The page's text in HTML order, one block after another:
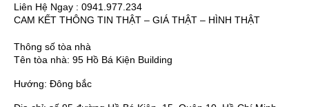
Liên Hệ Ngay : 0941.977.234
CAM KẾT THÔNG TIN THẬT – GIÁ THẬT – HÌNH THẬT
Thông số tòa nhà
Tên tòa nhà: 95 Hồ Bá Kiện Building
Hướng: Đông bắc